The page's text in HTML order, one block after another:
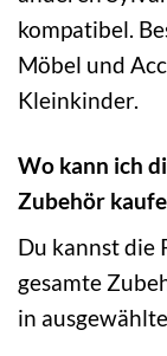
kompatibel.
Möbel und
Kleinkinder.
Wo kann ich
Zubehör
Du kannst die
gesamte
in